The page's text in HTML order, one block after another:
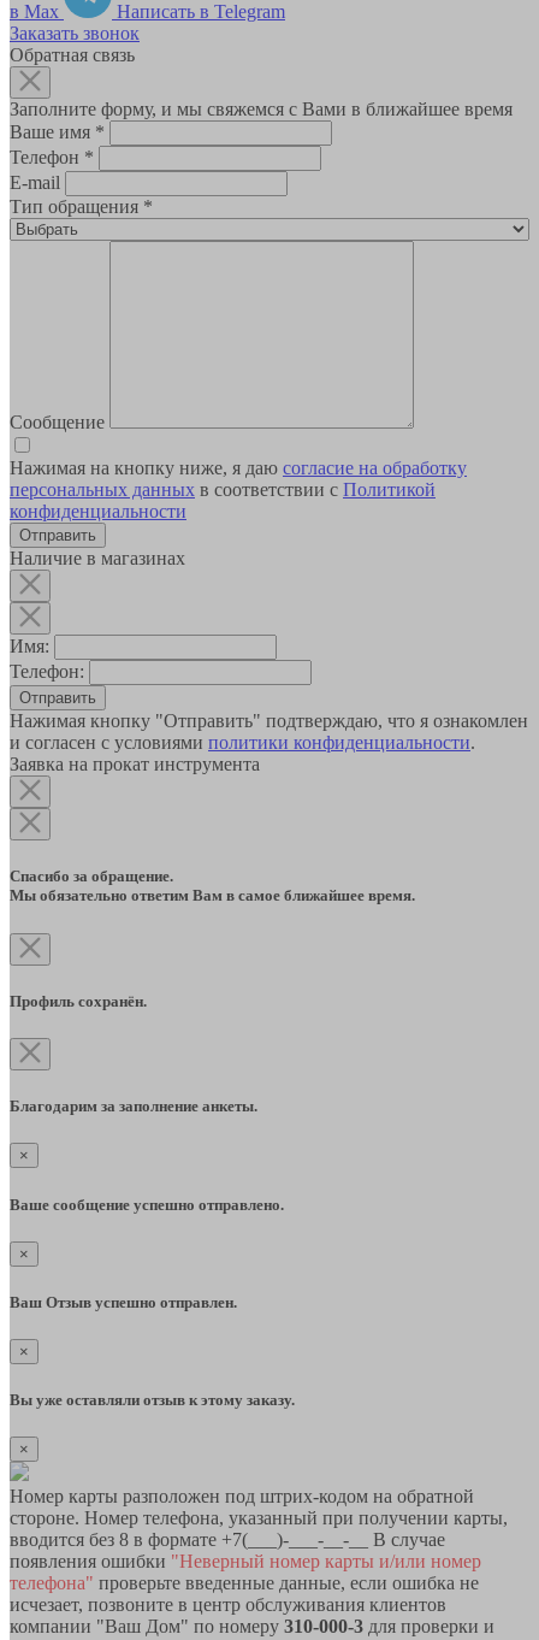
в Max
Написать в Telegram
Заказать звонок
Обратная связь
Заполните форму, и мы свяжемся с Вами в ближайшее время
Ваше имя *
Телефон *
E-mail
Тип обращения *
Сообщение
Нажимая на кнопку ниже, я даю согласие на обработку
персональных данных в соответствии с Политикой
конфиденциальности
Наличие в магазинах
Имя:
Телефон:
Отправить
Нажимая кнопку "Отправить" подтверждаю, что я ознакомлен
и согласен с условиями политики конфиденциальности.
Заявка на прокат инструмента
Спасибо за обращение.
Мы обязательно ответим Вам в самое ближайшее время.
Профиль сохранён.
Благодарим за заполнение анкеты.
×
Ваше сообщение успешно отправлено.
×
Ваш Отзыв успешно отправлен.
×
Вы уже оставляли отзыв к этому заказу.
×
Номер карты разположен под штрих-кодом на обратной
стороне. Номер телефона, указанный при получении карты,
вводится без 8 в формате +7(___)-___-__-__ В случае
появления ошибки "Неверный номер карты и/или номер
телефона" проверьте введенные данные, если ошибка не
исчезает, позвоните в центр обслуживания клиентов
компании "Ваш Дом" по номеру 310-000-3 для проверки и